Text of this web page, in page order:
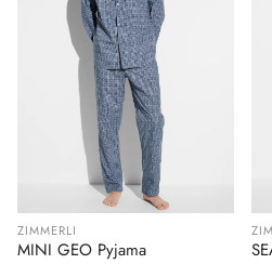
ZIMMERLI
MINI GEO Pyjama